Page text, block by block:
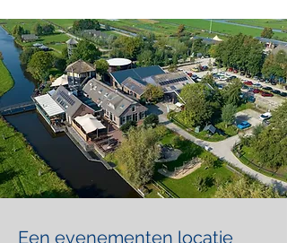
Een evenementen locatie